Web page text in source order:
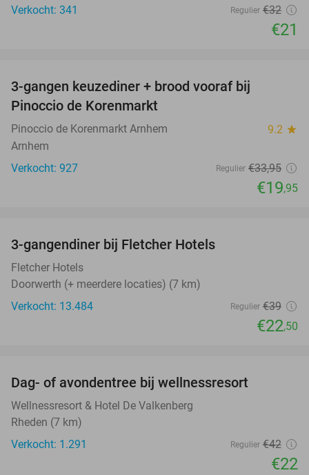
Verkocht: 341
Regulier €32
€21
3-gangen keuzediner + brood vooraf bij
Pinoccio de Korenmarkt
Pinoccio de Korenmarkt Arnhem 9.2 star
Arnhem
Verkocht: 927
Regulier €33,95
€19,95
3-gangendiner bij Fletcher Hotels
Fletcher Hotels
Doorwerth (+ meerdere locaties) (7 km)
Verkocht: 13.484
Regulier €39
€22,50
Dag- of avondentree bij wellnessresort
Wellnessresort & Hotel De Valkenberg
Rheden (7 km)
Verkocht: 1.291
Regulier €42
€22